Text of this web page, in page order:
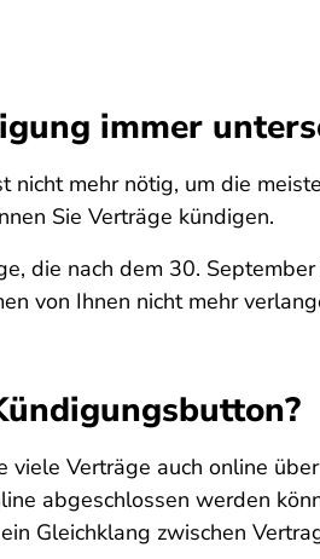
immer
nicht mehr nötig, um die
Sie Verträge kündigen.
die nach dem 30.
von Ihnen nicht mehr
viele Verträge auch online
abgeschlossen werden
Gleichklang zwischen